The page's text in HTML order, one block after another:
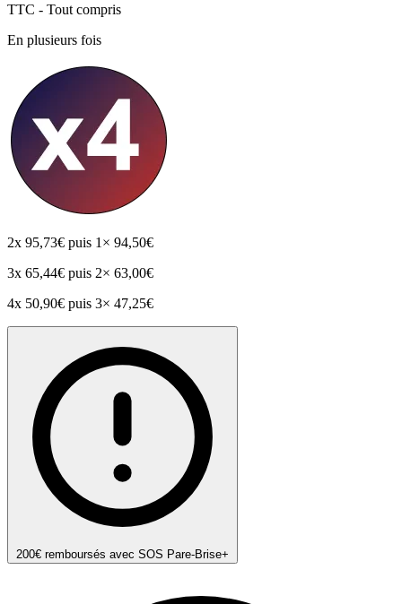
TTC - Tout compris
En plusieurs fois
2x 95,73€ puis 1× 94,50€
3x 65,44€ puis 2× 63,00€
4x 50,90€ puis 3× 47,25€
200€ remboursés avec SOS Pare-Brise+